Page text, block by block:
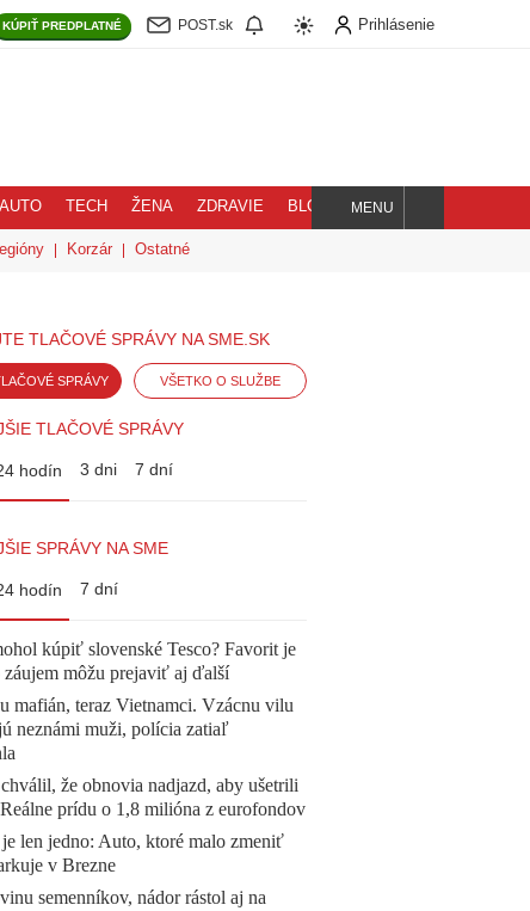
KÚPIŤ PREDPLATNÉ POST.sk Prihlásenie
AUTO TECH ŽENA ZDRAVIE BLOG
Hľadaj
MENU
Korzár Ostatné
TLAČOVÉ SPRÁVY NA SME.SK
SPRÁVY VŠETKO O SLUŽBE
TLAČOVÉ SPRÁVY
hodín 3 dni 7 dní
SPRÁVY NA SME
hodín 7 dní
kúpiť slovenské Tesco? Favorit je
záujem môžu prejaviť aj ďalší
mafián, teraz Vietnamci. Vzácnu vilu
neznámi muži, polícia zatiaľ
že obnovia nadjazd, aby ušetrili
prídu o 1,8 milióna z eurofondov
je len jedno: Auto, ktoré malo zmeniť
v Brezne
semenníkov, nádor rástol aj na